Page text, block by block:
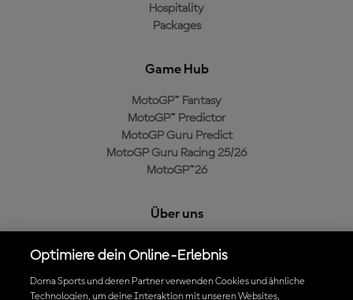
Hospitality
Packages
Game Hub
MotoGP™ Fantasy
MotoGP™ Predictor
MotoGP Guru Predict
MotoGP Guru Racing 25/26
MotoGP™26
Über uns
Cookie-Richtlinien
Geschäftsbedingungen
Optimiere dein Online-Erlebnis
Dorna Sports und deren Partner verwenden Cookies und ähnliche
Technologien, um deine Interaktion mit unseren Websites,